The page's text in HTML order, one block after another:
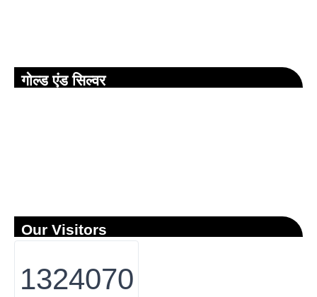
गोल्ड एंड सिल्वर
Our Visitors
1324070